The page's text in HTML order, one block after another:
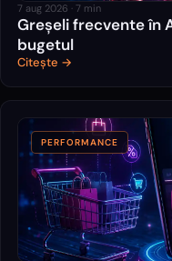
7 aug 2026 · 7 min
Greșeli frecvente în
bugetul
Citește →
PERFORMANCE